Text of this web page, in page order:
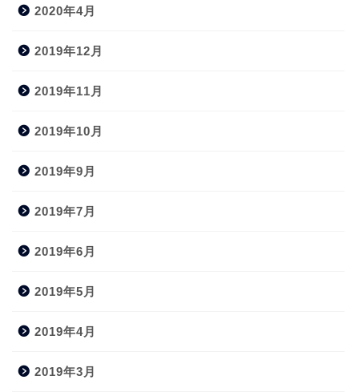
2020年4月
2019年12月
2019年11月
2019年10月
2019年9月
2019年7月
2019年6月
2019年5月
2019年4月
2019年3月